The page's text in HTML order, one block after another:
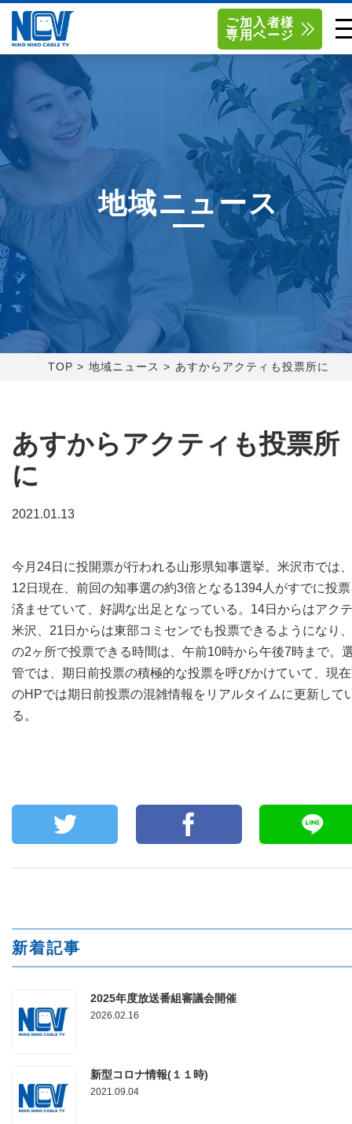
南東北センター（米沢） 0238-24-2525
南東北センター（福島） 0120-173-577
函館センター 0138-34-2525
新潟センター 025-210-1200
単品サービス
単品料金
お得なセットプラン
料金シミュレーション
サポート
Q&A
センター情報
採用情報
お問い合わせ
南東北センター(米沢)
〒992-0044
山形県米沢市春日四丁目2-75
0238-24-2525
営業時間 9:00～18:00
南東北センター(福島)
〒960-8252
福島県福島市御山字一本松17-1-
0120-173-577
営業時間 9:15～18:00
0138-34-2525
営業時間 9:00～18:00
025-210-1200
営業時間 9:00～18:00
ご加入者様
専用ページ
地域ニュース
TOP > 地域ニュース > あすからアクティも投票所に
あすからアクティも投票所
に
2021.01.13
今月24日に投開票が行われる山形県知事選挙。米沢市では、
12日現在、前回の知事選の約3倍となる1394人がすでに投
済ませていて、好調な出足となっている。14日からはアク
米沢、21日からは東部コミセンでも投票できるようになり
の2ヶ所で投票できる時間は、午前10時から午後7時まで。
管では、期日前投票の積極的な投票を呼びかけていて、現
のHPでは期日前投票の混雑情報をリアルタイムに更新して
る。
新着記事
2025年度放送番組審議会開催
2026.02.16
新型コロナ情報(１１時)
2021.09.04